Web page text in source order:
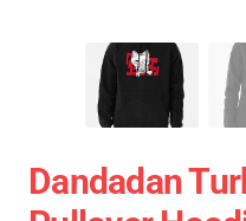
Dandadan